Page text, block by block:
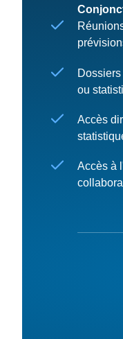
ou
Accès
Accès à